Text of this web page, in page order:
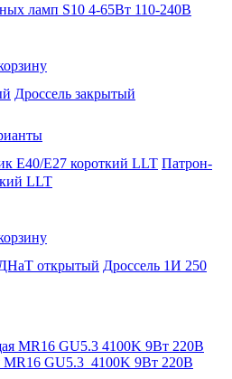
ламп S10 4-65Вт 110-240В
Дроссель закрытый
Патрон-
LLT
Дроссель 1И 250
MR16 GU5.3 4100K 9Вт 220В